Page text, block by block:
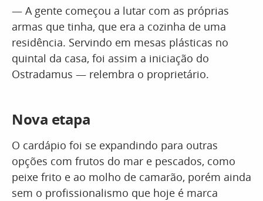
— A gente começou a lutar com as próprias
armas que tinha, que era a cozinha de uma
residência. Servindo em mesas plásticas no
quintal da casa, foi assim a iniciação do
Ostradamus — relembra o proprietário.
Nova etapa
O cardápio foi se expandindo para outras
opções com frutos do mar e pescados, como
peixe frito e ao molho de camarão, porém ainda
sem o profissionalismo que hoje é marca